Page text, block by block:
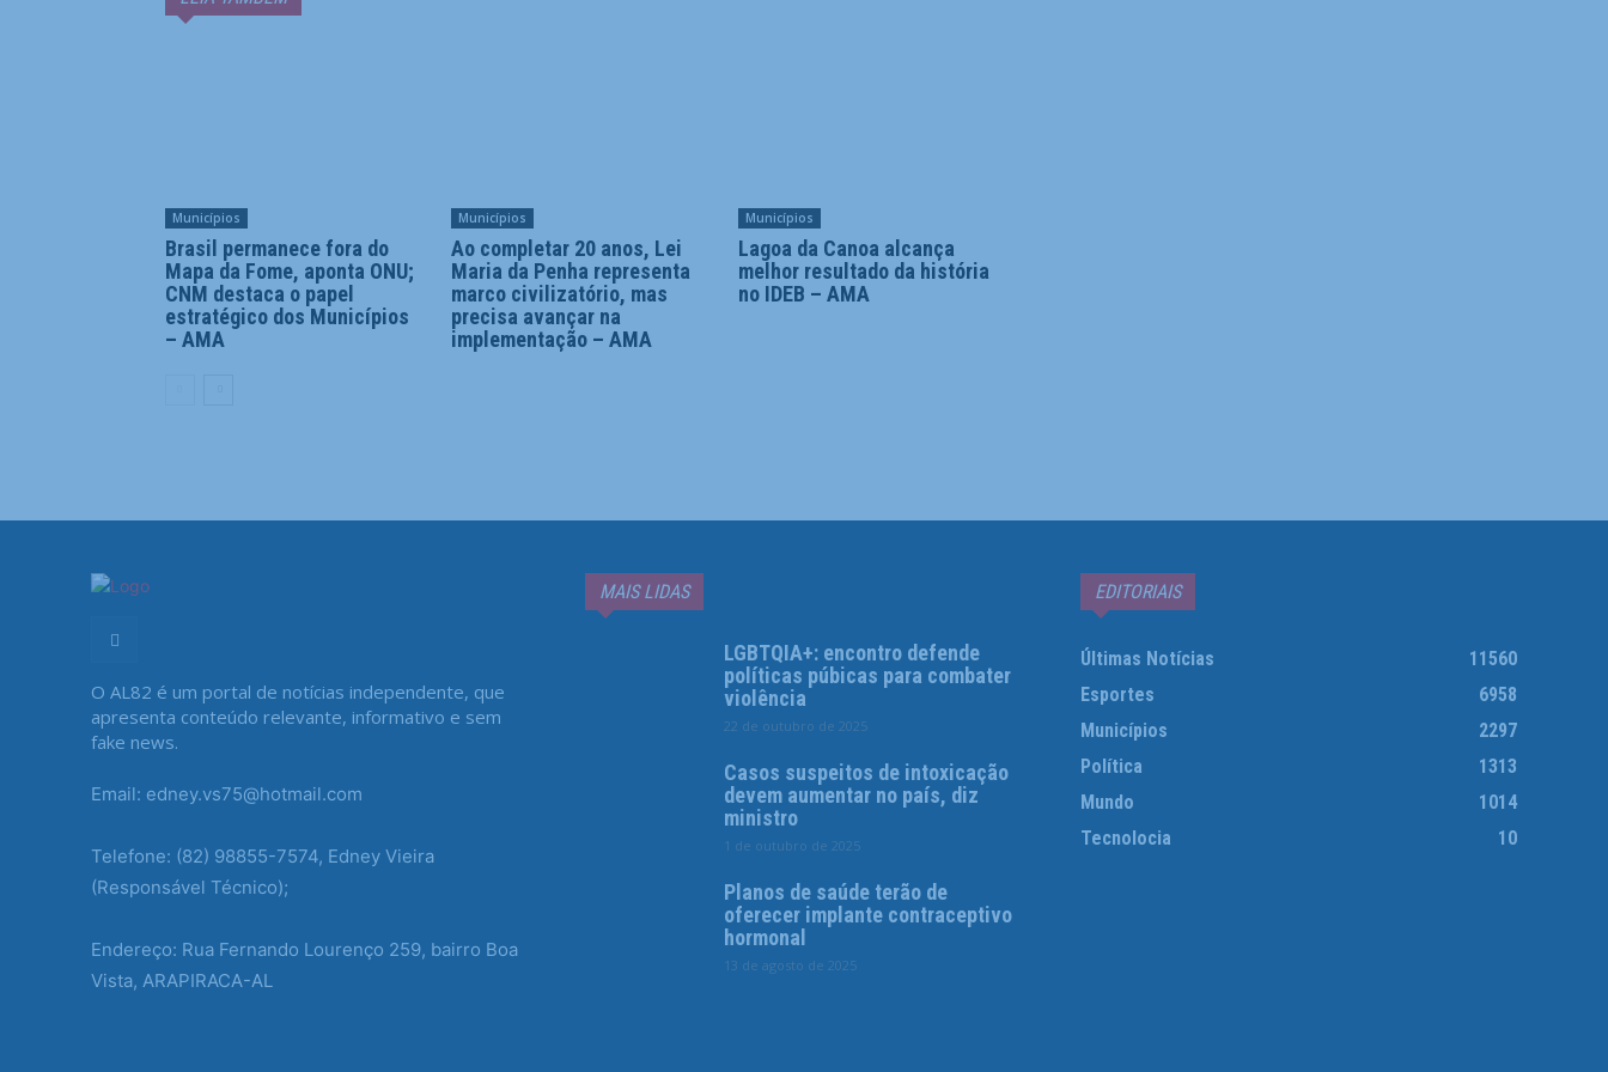
Municípios
Brasil permanece fora do
Mapa da Fome, aponta ONU;
CNM destaca o papel
estratégico dos Municípios
– AMA
Municípios
Ao completar 20 anos, Lei
Maria da Penha representa
marco civilizatório, mas
precisa avançar na
implementação – AMA
Municípios
Lagoa da Canoa alcança
melhor resultado da história
no IDEB – AMA
O AL82 é um portal de notícias independente, que
apresenta conteúdo relevante, informativo e sem
fake news.
Email: edney.vs75@hotmail.com
Telefone: (82) 98855-7574, Edney Vieira
(Responsável Técnico);
Endereço: Rua Fernando Lourenço 259, bairro Boa
Vista, ARAPIRACA-AL
MAIS LIDAS
LGBTQIA+: encontro defende
políticas púbicas para combater
violência
22 de outubro de 2025
Casos suspeitos de intoxicação
devem aumentar no país, diz
ministro
1 de outubro de 2025
Planos de saúde terão de
oferecer implante contraceptivo
hormonal
13 de agosto de 2025
EDITORIAIS
Últimas Notícias
11560
Esportes
6958
Municípios
2297
Política
1313
Mundo
1014
Tecnolocia
10